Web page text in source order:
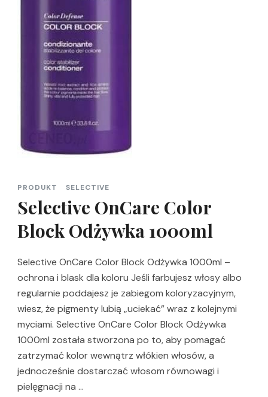
PRODUKT SELECTIVE
Selective OnCare Color
Block Odżywka 1000ml
Selective OnCare Color Block Odżywka 1000ml –
ochrona i blask dla koloru Jeśli farbujesz włosy albo
regularnie poddajesz je zabiegom koloryzacyjnym,
wiesz, że pigmenty lubią „uciekać” wraz z kolejnymi
myciami. Selective OnCare Color Block Odżywka
1000ml została stworzona po to, aby pomagać
zatrzymać kolor wewnątrz włókien włosów, a
jednocześnie dostarczać włosom równowagi i
pielęgnacji na …